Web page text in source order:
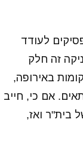
לעודד
זה חלק
באירופה,
אם כי, חייב
בית"ר ואז,